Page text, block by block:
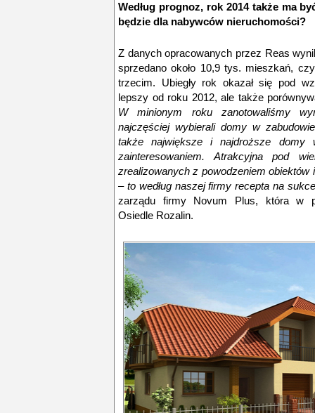
Według prognoz, rok 2014 także ma
będzie dla nabywców nieruchomości?
Z danych opracowanych przez Reas
sprzedano około 10,9 tys. mieszkań,
trzecim. Ubiegły rok okazał się pod
lepszy od roku 2012, ale także
W minionym roku zanotowaliśmy
najczęściej wybierali domy w
także największe i najdroższe domy
zainteresowaniem. Atrakcyjna pod
zrealizowanych z powodzeniem obiektów
– to według naszej firmy recepta na
zarządu firmy Novum Plus, która w
Osiedle Rozalin.